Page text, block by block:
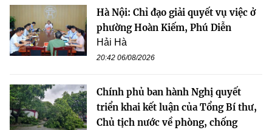
Hà Nội: Chỉ đạo giải quyết vụ việc ở
phường Hoàn Kiếm, Phú Diễn
Hải Hà
20:42 06/08/2026
Chính phủ ban hành Nghị quyết
triển khai kết luận của Tổng Bí thư,
Chủ tịch nước về phòng, chống